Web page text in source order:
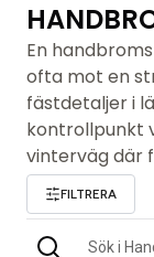
Tändsystem
Bränslefilter
Fälgar
Volvo PV/Duett
PV/Duett
PV/Duett Bränsle/
PV/Duett Elsystem
PV/Duett Framvagn
PV/Duett Inredning
PV/Duett Karosseri
En
ofta mot en
fästdetaljer i
kontrollpunkt
vinterväg där
FILTRERA